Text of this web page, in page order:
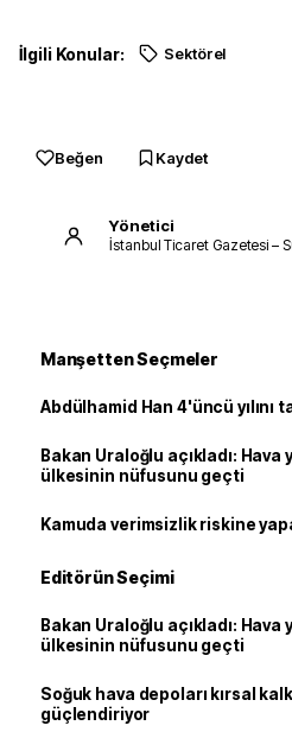
İlgili Konular: Sektörel
Beğen Kaydet
Yönetici
İstanbul Ticaret Gazetesi –
Manşetten Seçmeler
Abdülhamid Han 4'üncü yılını
Bakan Uraloğlu açıkladı: Hava
ülkesinin nüfusunu geçti
Kamuda verimsizlik riskine
Editörün Seçimi
Bakan Uraloğlu açıkladı: Hava
ülkesinin nüfusunu geçti
Soğuk hava depoları kırsal
güçlendiriyor